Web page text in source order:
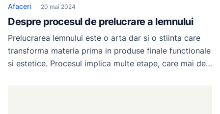
Afaceri 20 mai 2024
Despre procesul de prelucrare a lemnului
Prelucrarea lemnului este o arta dar si o stiinta care
transforma materia prima in produse finale functionale
si estetice. Procesul implica multe etape, care mai de